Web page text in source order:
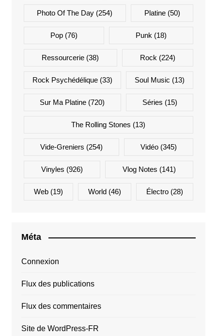
Photo Of The Day (254) Platine(50)
Pop(76) Punk (18)
Ressourcerie (38) Rock (224)
Rock Psychédélique(33) Soul Music (13)
Sur Ma Platine (720) Séries (15)
The Rolling Stones (13)
Vide-Greniers (254) Vidéo (345)
Vinyles (926) Vlog Notes (141)
Web(19) World (46) Électro (28)
Méta
Connexion
Flux des publications
Flux des commentaires
Site de WordPress-FR